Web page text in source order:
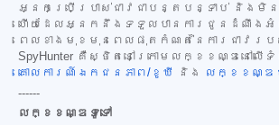
អ្នកប្រើប្រាស់ជាវជាបន្តបន្ទាប់ និងមិន
ហើយដែលអ្នកនឹងទទួលបានការជូនដំណឹងអំ
ពេលខាងមុខមុនពេលផុតកំណត់នៃការជាវ
SpyHunter គឺស្ថិតនៅក្រោមលក្ខខណ្ឌនៅល
គោលការណ៍ឯកជនភាព/ខូឃី
និង លក្ខខណ្ឌប
------
លក្ខខណ្ឌទូទៅ